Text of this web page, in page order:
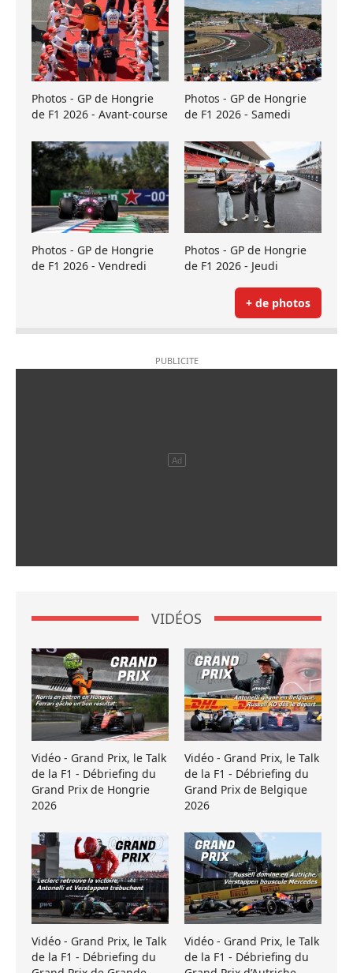
Photos - GP de Hongrie
de F1 2026 - Avant-course
Photos - GP de Hongrie
de F1 2026 - Samedi
Photos - GP de Hongrie
de F1 2026 - Vendredi
Photos - GP de Hongrie
de F1 2026 - Jeudi
+ de photos
VIDÉOS
Vidéo - Grand Prix, le Talk
de la F1 - Débriefing du
Grand Prix de Hongrie
2026
Vidéo - Grand Prix, le Talk
de la F1 - Débriefing du
Grand Prix de Belgique
2026
Vidéo - Grand Prix, le Talk
de la F1 - Débriefing du
Vidéo - Grand Prix, le Talk
de la F1 - Débriefing du